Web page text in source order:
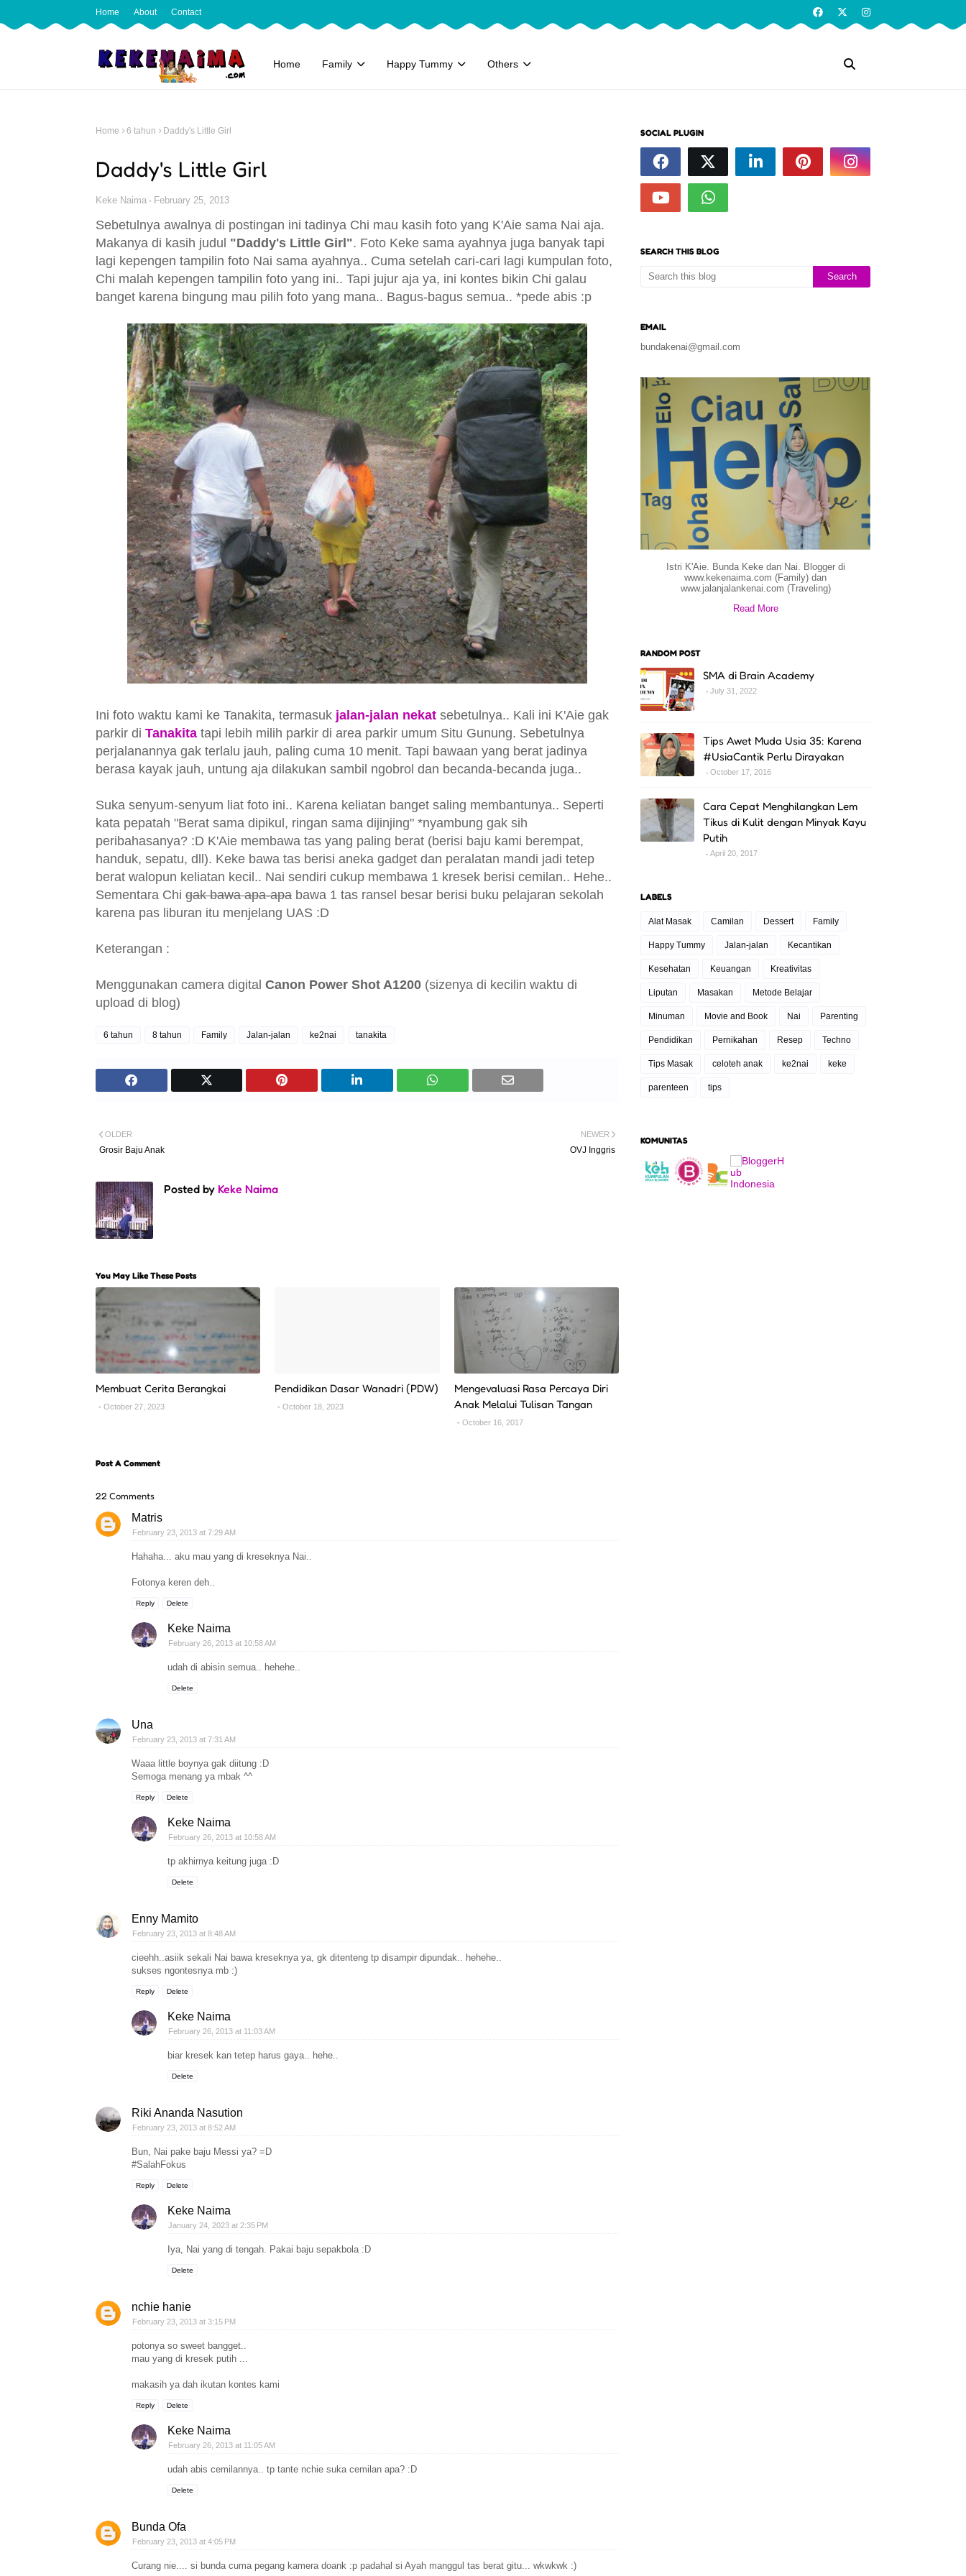
Home About Contact
Home Family Happy Tummy Others
Home 6 tahun Daddy's Little Girl
Daddy's Little Girl
Keke Naima February 25, 2013
Sebetulnya awalnya di postingan ini tadinya Chi mau kasih foto yang K'Aie sama Nai aja.
Makanya di kasih judul "Daddy's Little Girl". Foto Keke sama ayahnya juga banyak tapi
lagi kepengen tampilin foto Nai sama ayahnya.. Cuma setelah cari-cari lagi kumpulan foto,
Chi malah kepengen tampilin foto yang ini.. Tapi jujur aja ya, ini kontes bikin Chi galau
banget karena bingung mau pilih foto yang mana.. Bagus-bagus semua.. *pede abis :p
Ini foto waktu kami ke Tanakita, termasuk jalan-jalan nekat sebetulnya.. Kali ini K'Aie gak
parkir di Tanakita tapi lebih milih parkir di area parkir umum Situ Gunung. Sebetulnya
perjalanannya gak terlalu jauh, paling cuma 10 menit. Tapi bawaan yang berat jadinya
berasa kayak jauh, untung aja dilakukan sambil ngobrol dan becanda-becanda juga..
Suka senyum-senyum liat foto ini.. Karena keliatan banget saling membantunya.. Seperti
kata pepatah "Berat sama dipikul, ringan sama dijinjing" *nyambung gak sih
peribahasanya? :D K'Aie membawa tas yang paling berat (berisi baju kami berempat,
handuk, sepatu, dll). Keke bawa tas berisi aneka gadget dan peralatan mandi jadi tetep
berat walopun keliatan kecil.. Nai sendiri cukup membawa 1 kresek berisi cemilan.. Hehe..
Sementara Chi gak bawa apa-apa bawa 1 tas ransel besar berisi buku pelajaran sekolah
karena pas liburan itu menjelang UAS :D
Keterangan :
Menggunakan camera digital Canon Power Shot A1200 (sizenya di kecilin waktu di
upload di blog)
6 tahun 8 tahun Family Jalan-jalan ke2nai tanakita
NEWER
OVJ Inggris
OLDER
Grosir Baju Anak
Posted by Keke Naima
You May Like These Posts
Membuat Cerita Berangkai
October 27, 2023
Pendidikan Dasar Wanadri (PDW)
October 18, 2023
Mengevaluasi Rasa Percaya Diri
Anak Melalui Tulisan Tangan
October 16, 2017
Post A Comment
22 Comments
Matris
February 23, 2013 at 7:29 AM
Hahaha... aku mau yang di kreseknya Nai..
Fotonya keren deh..
Reply Delete
Keke Naima
February 26, 2013 at 10:58 AM
udah di abisin semua.. hehehe..
Delete
Una
February 23, 2013 at 7:31 AM
Waaa little boynya gak diitung :D
Semoga menang ya mbak ^^
Reply Delete
Keke Naima
February 26, 2013 at 10:58 AM
tp akhirnya keitung juga :D
Delete
Enny Mamito
February 23, 2013 at 8:48 AM
cieehh..asiik sekali Nai bawa kreseknya ya, gk ditenteng tp disampir dipundak.. hehehe..
sukses ngontesnya mb :)
Reply Delete
Keke Naima
February 26, 2013 at 11:03 AM
biar kresek kan tetep harus gaya.. hehe..
Delete
Riki Ananda Nasution
February 23, 2013 at 8:52 AM
Bun, Nai pake baju Messi ya? =D
#SalahFokus
Reply Delete
Keke Naima
January 24, 2023 at 2:35 PM
Iya, Nai yang di tengah. Pakai baju sepakbola :D
Delete
nchie hanie
February 23, 2013 at 3:15 PM
potonya so sweet bangget..
mau yang di kresek putih ...
makasih ya dah ikutan kontes kami
Reply Delete
Keke Naima
February 26, 2013 at 11:05 AM
udah abis cemilannya.. tp tante nchie suka cemilan apa? :D
Delete
Bunda Ofa
February 23, 2013 at 4:05 PM
Curang nie.... si bunda cuma pegang kamera doank :p padahal si Ayah manggul tas berat gitu... wkwkwk :)
SOCIAL PLUGIN
SEARCH THIS BLOG
EMAIL
bundakenai@gmail.com
Istri K'Aie. Bunda Keke dan Nai. Blogger di
www.kekenaima.com (Family) dan
www.jalanjalankenai.com (Traveling)
Read More
RANDOM POST
SMA di Brain Academy
July 31, 2022
Tips Awet Muda Usia 35: Karena
#UsiaCantik Perlu Dirayakan
October 17, 2016
Cara Cepat Menghilangkan Lem
Tikus di Kulit dengan Minyak Kayu
Putih
April 20, 2017
LABELS
Alat Masak Camilan Dessert Family
Happy Tummy Jalan-jalan Kecantikan
Kesehatan Keuangan Kreativitas
Liputan Masakan Metode Belajar
Minuman Movie and Book Nai Parenting
Pendidikan Pernikahan Resep Techno
Tips Masak celoteh anak ke2nai keke
parenteen tips
KOMUNITAS